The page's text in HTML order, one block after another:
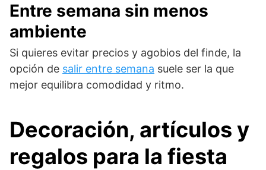
Entre semana sin menos
ambiente
Si quieres evitar precios y agobios del finde, la
opción de salir entre semana suele ser la que
mejor equilibra comodidad y ritmo.
Decoración, artículos y
regalos para la fiesta